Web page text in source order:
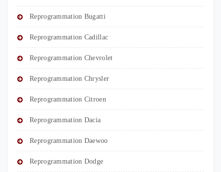
Reprogrammation Bugatti
Reprogrammation Cadillac
Reprogrammation Chevrolet
Reprogrammation Chrysler
Reprogrammation Citroen
Reprogrammation Dacia
Reprogrammation Daewoo
Reprogrammation Dodge